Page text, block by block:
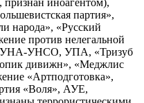
иноагентом),
партия»,
народа», «Русский
против нелегальной
УНА-УНСО, УПА, «Тризуб
дивижн», «Меджлис
«Артподготовка»,
«Воля», АУЕ,